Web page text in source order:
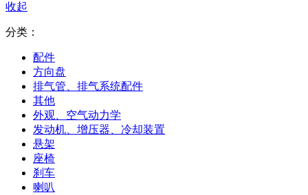
收起
分类：
配件
方向盘
排气管、排气系统配件
其他
外观、空气动力学
发动机、增压器、冷却装置
悬架
座椅
刹车
喇叭